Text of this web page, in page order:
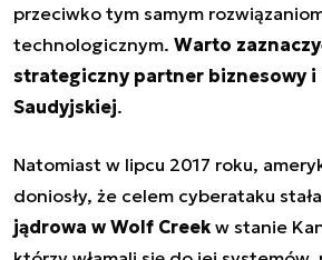
przeciwko tym samym
technologicznym. Warto
strategiczny partner biznesowy
Saudyjskiej.
Natomiast w lipcu 2017 roku,
doniosły, że celem cyberataku
jądrowa w Wolf Creek w stanie